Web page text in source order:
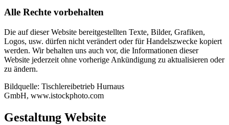
Alle Rechte vorbehalten
Die auf dieser Website bereitgestellten Texte, Bilder, Grafiken,
Logos, usw. dürfen nicht verändert oder für Handelszwecke kopiert
werden. Wir behalten uns auch vor, die Informationen dieser
Website jederzeit ohne vorherige Ankündigung zu aktualisieren oder
zu ändern.
Bildquelle: Tischlereibetrieb Hurnaus
GmbH, www.istockphoto.com
Gestaltung Website